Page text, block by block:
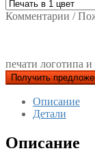
Комментарии /
печати логотипа и
Получить
Описание
Детали
Описание